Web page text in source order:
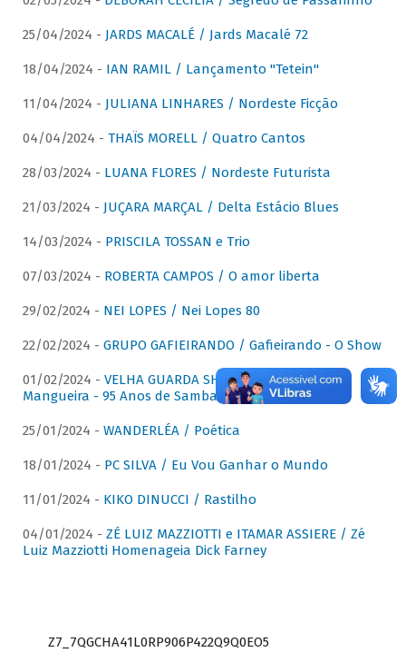
25/04/2024 - JARDS MACALÉ / Jards Macalé 72
18/04/2024 - IAN RAMIL / Lançamento "Tetein"
11/04/2024 - JULIANA LINHARES / Nordeste Ficção
04/04/2024 - THAÏS MORELL / Quatro Cantos
28/03/2024 - LUANA FLORES / Nordeste Futurista
21/03/2024 - JUÇARA MARÇAL / Delta Estácio Blues
14/03/2024 - PRISCILA TOSSAN e Trio
07/03/2024 - ROBERTA CAMPOS / O amor liberta
29/02/2024 - NEI LOPES / Nei Lopes 80
22/02/2024 - GRUPO GAFIEIRANDO / Gafieirando - O Show
01/02/2024 - VELHA GUARDA SHOW DA MANGUEIRA /
Mangueira - 95 Anos de Samba
25/01/2024 - WANDERLÉA / Poética
18/01/2024 - PC SILVA / Eu Vou Ganhar o Mundo
11/01/2024 - KIKO DINUCCI / Rastilho
04/01/2024 - ZÉ LUIZ MAZZIOTTI e ITAMAR ASSIERE / Zé
Luiz Mazziotti Homenageia Dick Farney
Z7_7QGCHA41L0RP906P422Q9Q0EO5